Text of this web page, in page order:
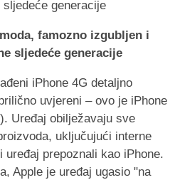
famozno izgubljen i
sljedeće generacije
iPhone 4G detaljno
uvjereni – ovo je iPhone
Uređaj obilježavaju sve
uključujući interne
prepoznali kao iPhone.
Apple je uređaj ugasio "na